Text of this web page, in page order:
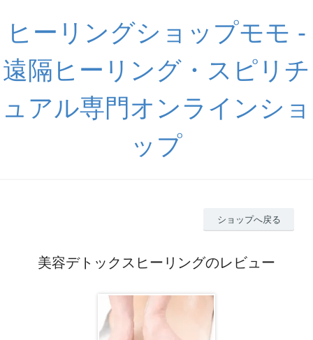
ヒーリングショップモモ -
遠隔ヒーリング・スピリチ
ュアル専門オンラインショ
ップ
ショップへ戻る
美容デトックスヒーリングのレビュー